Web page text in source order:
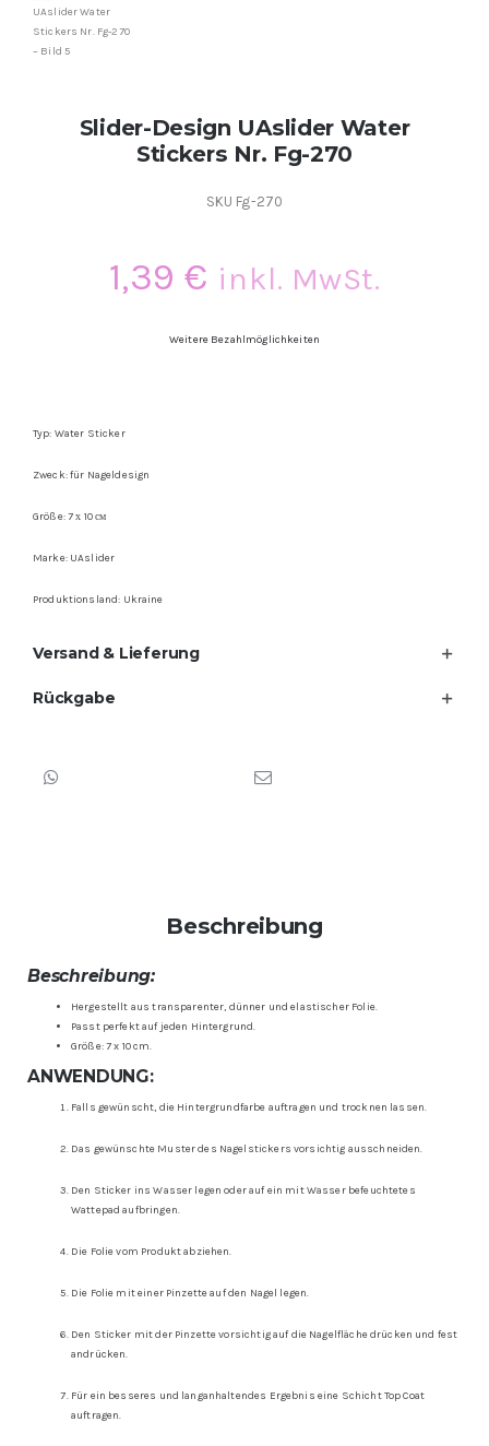
Kontakt
Slider-Design UAslider Water
Stickers Nr. Fg-270
SKU Fg-270
1,39€ inkl. MwSt.
Weitere Bezahlmöglichkeiten
Typ: Water Sticker
Zweck: für Nageldesign
Größe: 7 х 10 см
Marke: UAslider
Produktionsland: Ukraine
Versand & Lieferung
Rückgabe
Beschreibung
Beschreibung:
Hergestellt aus transparenter, dünner und elastischer Folie.
Passt perfekt auf jeden Hintergrund.
Größe: 7 x 10 cm.
ANWENDUNG:
Falls gewünscht, die Hintergrundfarbe auftragen und trocknen lassen.
Das gewünschte Muster des Nagelstickers vorsichtig ausschneiden.
Den Sticker ins Wasser legen oder auf ein mit Wasser befeuchtetes
Wattepad aufbringen.
Die Folie vom Produkt abziehen.
Die Folie mit einer Pinzette auf den Nagel legen.
Den Sticker mit der Pinzette vorsichtig auf die Nagelfläche drücken und fest
andrücken.
Für ein besseres und langanhaltendes Ergebnis eine Schicht Top Coat
auftragen.